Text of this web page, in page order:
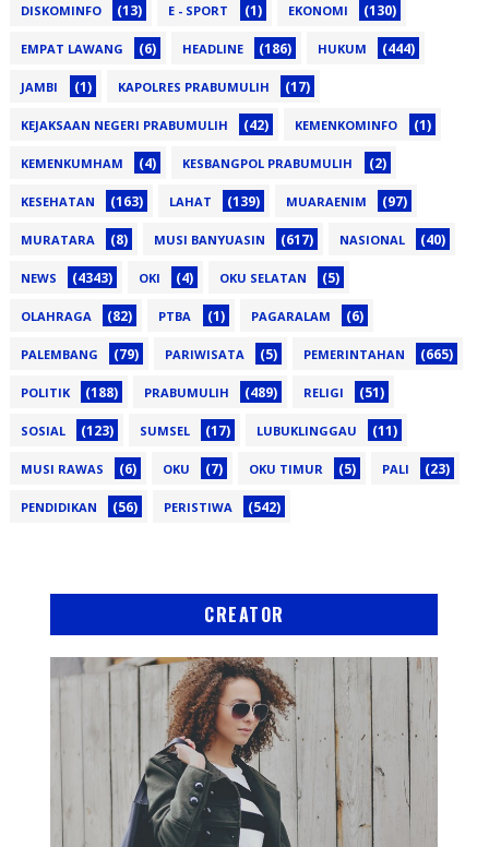
DISKOMINFO (13) E - SPORT (1) EKONOMI (130)
EMPAT LAWANG (6) HEADLINE (186) HUKUM (444)
JAMBI (1) KAPOLRES PRABUMULIH (17)
KEJAKSAAN NEGERI PRABUMULIH (42) KEMENKOMINFO (1)
KEMENKUMHAM (4) KESBANGPOL PRABUMULIH (2)
KESEHATAN (163) LAHAT (139) MUARAENIM (97)
MURATARA (8) MUSI BANYUASIN (617) NASIONAL (40)
NEWS (4343) OKI (4) OKU SELATAN (5)
OLAHRAGA (82) PTBA (1) PAGARALAM (6)
PALEMBANG (79) PARIWISATA (5) PEMERINTAHAN (665)
POLITIK (188) PRABUMULIH (489) RELIGI (51)
SOSIAL (123) SUMSEL (17) LUBUKLINGGAU (11)
MUSI RAWAS (6) OKU (7) OKU TIMUR (5) PALI (23)
PENDIDIKAN (56) PERISTIWA (542)
CREATOR